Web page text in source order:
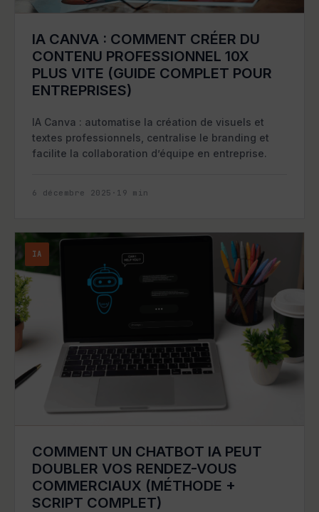
IA CANVA : COMMENT CRÉER DU
CONTENU PROFESSIONNEL 10X
PLUS VITE (GUIDE COMPLET POUR
ENTREPRISES)
IA Canva : automatise la création de visuels et
textes professionnels, centralise le branding et
facilite la collaboration d’équipe en entreprise.
6 décembre 2025 · 19 min
IA
COMMENT UN CHATBOT IA PEUT
DOUBLER VOS RENDEZ-VOUS
COMMERCIAUX (MÉTHODE +
SCRIPT COMPLET)